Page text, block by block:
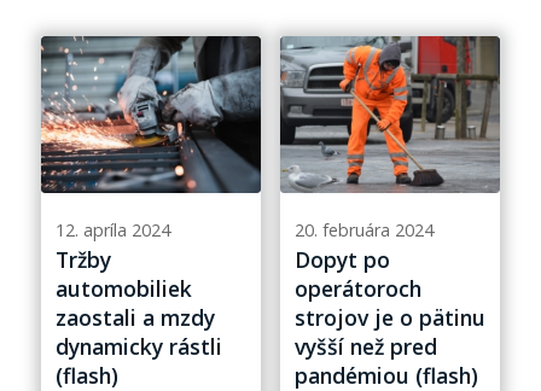
12. apríla 2024
Tržby
automobiliek
zaostali a mzdy
dynamicky rástli
(flash)
20. februára 2024
Dopyt po
operátoroch
strojov je o pätinu
vyšší než pred
pandémiou (flash)